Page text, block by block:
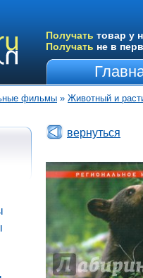
Получать товар у
Получать не в
фильмы » Животный и
вернуться